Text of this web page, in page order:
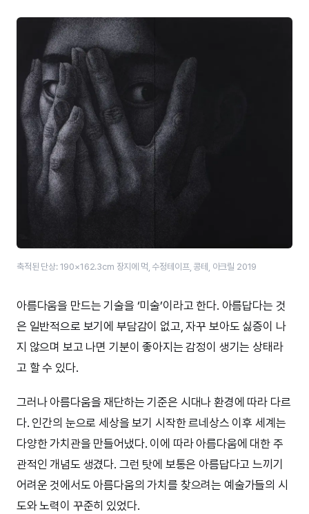
축적된 단상: 190×162.3cm 장지에 먹, 수정테이프, 콩테, 아크릴 2019
아름다움을 만드는 기술을 ‘미술’이라고 한다. 아름답다는 것
은 일반적으로 보기에 부담감이 없고, 자꾸 보아도 싫증이 나
지 않으며 보고 나면 기분이 좋아지는 감정이 생기는 상태라
고 할 수 있다.
그러나 아름다움을 재단하는 기준은 시대나 환경에 따라 다르
다. 인간의 눈으로 세상을 보기 시작한 르네상스 이후 세계는
다양한 가치관을 만들어냈다. 이에 따라 아름다움에 대한 주
관적인 개념도 생겼다. 그런 탓에 보통은 아름답다고 느끼기
어려운 것에서도 아름다움의 가치를 찾으려는 예술가들의 시
도와 노력이 꾸준히 있었다.